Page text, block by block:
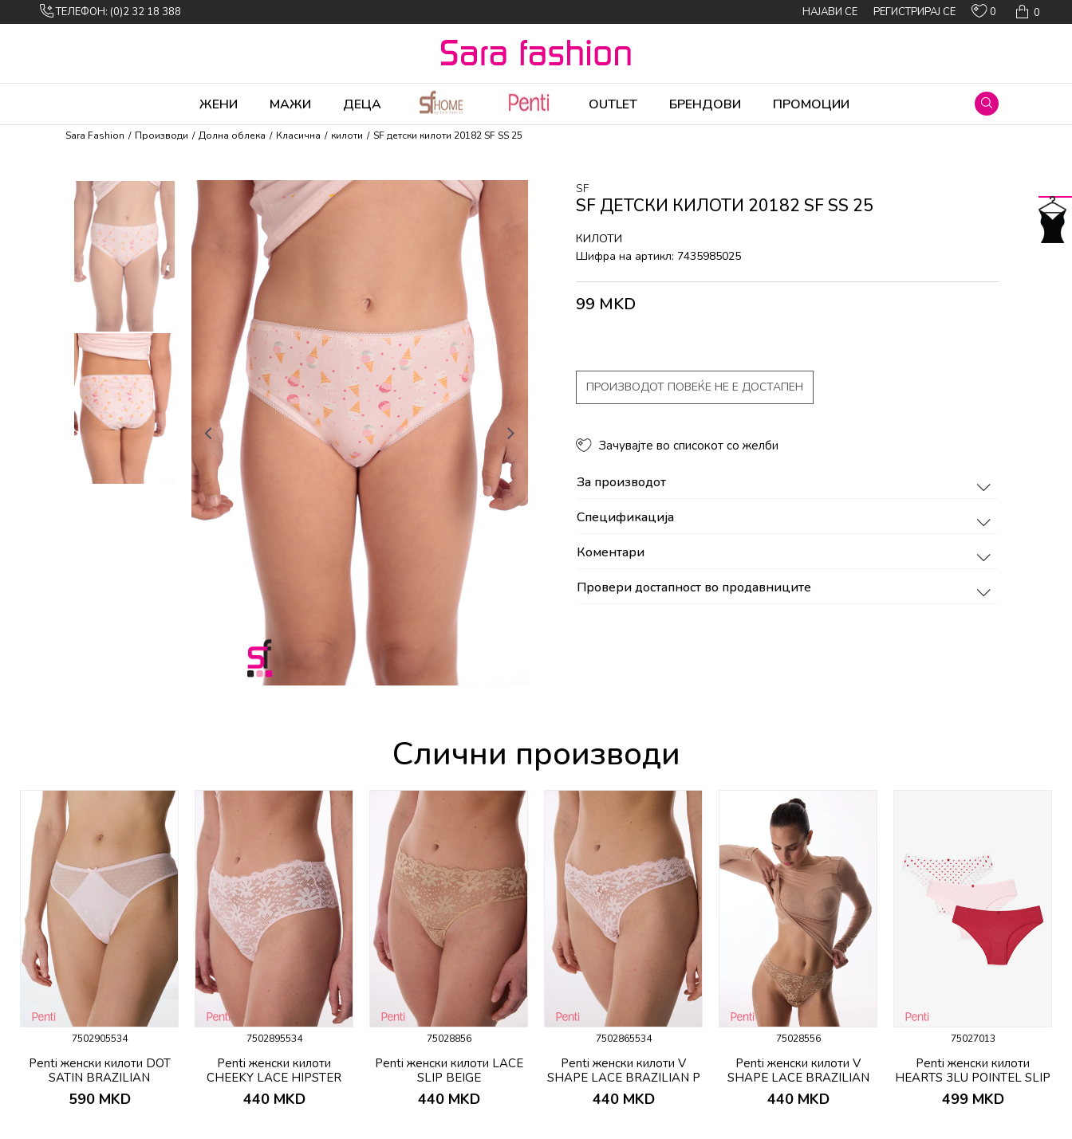
ТЕЛЕФОН: (0)2 32 18 388 0
0
НАЈАВИ СЕ РЕГИСТРИРАЈ СЕ
ЖЕНИ МАЖИ ДЕЦА OUTLET БРЕНДОВИ ПРОМОЦИИ
Sara Fashion Производи Долна облека Класична килоти SF детски килоти 20182 SF SS 25
SF
SF ДЕТСКИ КИЛОТИ 20182 SF SS 25
КИЛОТИ
Шифра на артикл: 7435985025
99 MKD
ПРОИЗВОДОТ ПОВЕЌЕ НЕ Е ДОСТАПЕН
Зачувајте во списокот со желби
За производот
Спецификација
Коментари
Провери достапност во продавниците
Слични производи
7502905534
Penti женски килоти DOT
SATIN BRAZILIAN
590 MKD
7502895534
Penti женски килоти
CHEEKY LACE HIPSTER
440 MKD
75028856
Penti женски килоти LACE
SLIP BEIGE
440 MKD
7502865534
Penti женски килоти V
SHAPE LACE BRAZILIAN P
440 MKD
75028556
Penti женски килоти V
SHAPE LACE BRAZILIAN
BEIGE
440 MKD
75027013
Penti женски килоти
HEARTS 3LU POINTEL SLIP
499 MKD